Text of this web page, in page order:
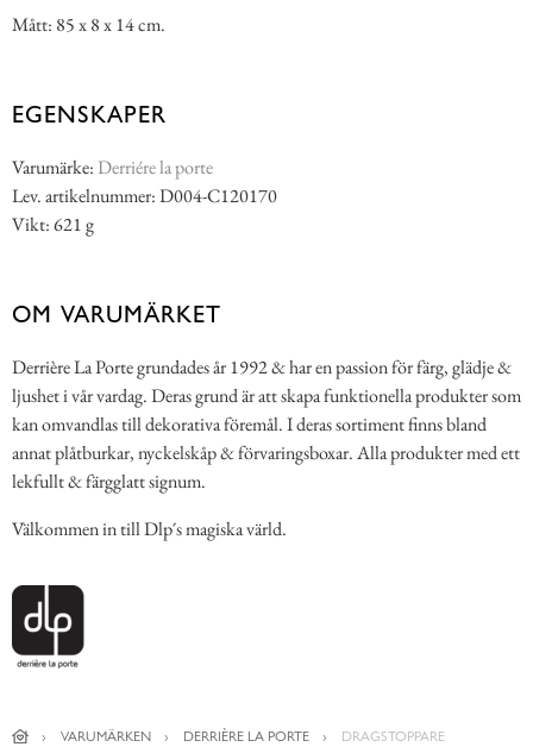
Mått: 85 x 8 x 14 cm.
EGENSKAPER
Varumärke: Derriére la porte
Lev. artikelnummer: D004-C120170
Vikt: 621 g
OM VARUMÄRKET
Derrière La Porte grundades år 1992 & har en passion för färg, glädje &
ljushet i vår vardag. Deras grund är att skapa funktionella produkter som
kan omvandlas till dekorativa föremål. I deras sortiment finns bland
annat plåtburkar, nyckelskåp & förvaringsboxar. Alla produkter med ett
lekfullt & färgglatt signum.
Välkommen in till Dlp´s magiska värld.
VARUMÄRKEN DERRIÈRE LA PORTE DRAGSTOPPARE